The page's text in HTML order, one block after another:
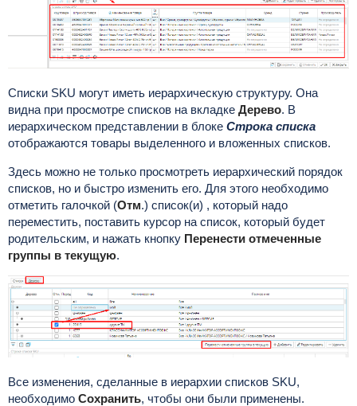
Списки SKU могут иметь иерархическую структуру. Она
видна при просмотре списков на вкладке Дерево. В
иерархическом представлении в блоке Строка списка
отображаются товары выделенного и вложенных списков.
Здесь можно не только просмотреть иерархический порядок
списков, но и быстро изменить его. Для этого необходимо
отметить галочкой (Отм.) список(и) , который надо
переместить, поставить курсор на список, который будет
родительским, и нажать кнопку Перенести отмеченные
группы в текущую.
Все изменения, сделанные в иерархии списков SKU,
необходимо Сохранить, чтобы они были применены.